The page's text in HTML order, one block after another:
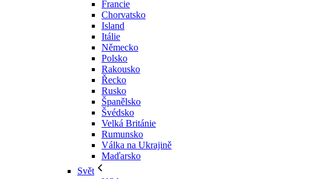
Francie
Chorvatsko
Island
Itálie
Německo
Polsko
Rakousko
Řecko
Rusko
Španělsko
Švédsko
Velká Británie
Rumunsko
Válka na Ukrajině
Maďarsko
Svět